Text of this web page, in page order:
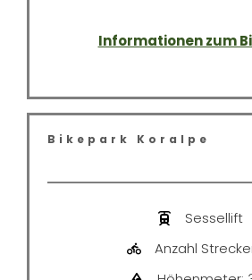
Informationen zum
Bikepark Koralpe
Sessellift
Anzahl